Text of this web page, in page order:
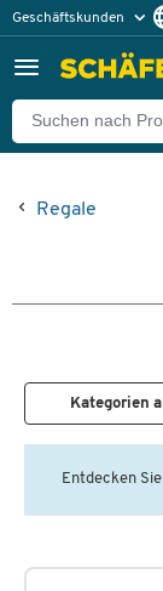
Geschäftskunden
Regale
Kategorien
Entdecken